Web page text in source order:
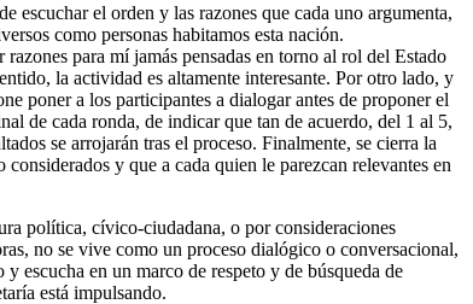
escuchar el orden y las razones que cada uno argumenta,
como personas habitamos esta nación.
para mí jamás pensadas en torno al rol del Estado
la actividad es altamente interesante. Por otro lado, y
poner a los participantes a dialogar antes de proponer el
de cada ronda, de indicar que tan de acuerdo, del 1 al 5,
se arrojarán tras el proceso. Finalmente, se cierra la
y que a cada quien le parezcan relevantes en
política, cívico-ciudadana, o por consideraciones
no se vive como un proceso dialógico o conversacional,
escucha en un marco de respeto y de búsqueda de
está impulsando.